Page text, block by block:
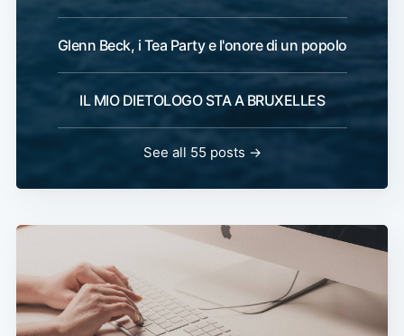
Glenn Beck, i Tea Party e l'onore di un popolo
IL MIO DIETOLOGO STA A BRUXELLES
See all 55 posts →